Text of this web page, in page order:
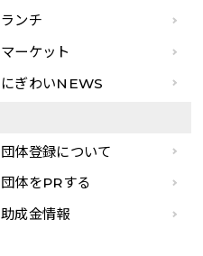
ランチ
マーケット
にぎわいNEWS
団体登録について
団体をPRする
助成金情報